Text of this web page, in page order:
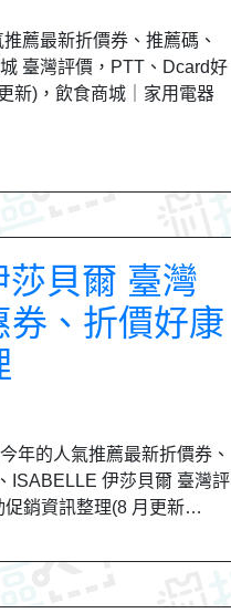
薦最新折價券、推薦碼、
臺灣評價，PTT、Dcard好
新)，飲食商城｜家用電器
莎貝爾 臺灣
券、折價好康
年的人氣推薦最新折價券、
ISABELLE 伊莎貝爾 臺灣評
促銷資訊整理(8 月更新…